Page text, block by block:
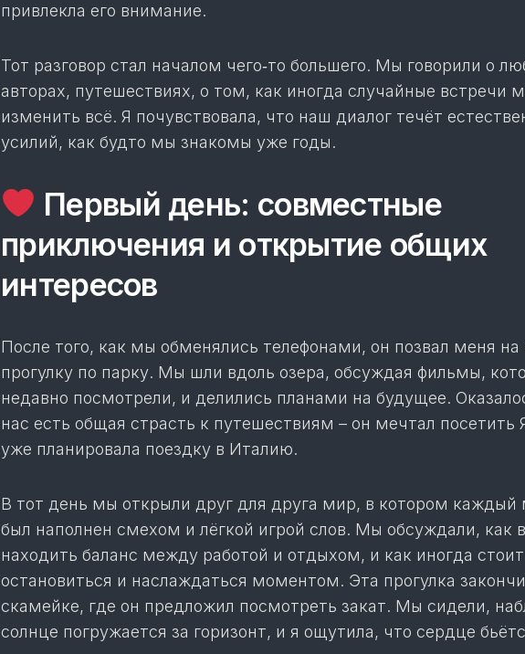
привлекла его внимание.
Тот разговор стал началом чего‑то большего. Мы говорили о
авторах, путешествиях, о том, как иногда случайные встречи
изменить всё. Я почувствовала, что наш диалог течёт
усилий, как будто мы знакомы уже годы.
Первый день: совместные
приключения и открытие общих
интересов
После того, как мы обменялись телефонами, он позвал меня
прогулку по парку. Мы шли вдоль озера, обсуждая фильмы,
недавно посмотрели, и делились планами на будущее.
нас есть общая страсть к путешествиям – он мечтал посетить
уже планировала поездку в Италию.
В тот день мы открыли друг для друга мир, в котором каждый
был наполнен смехом и лёгкой игрой слов. Мы обсуждали, как
находить баланс между работой и отдыхом, и как иногда
остановиться и наслаждаться моментом. Эта прогулка
скамейке, где он предложил посмотреть закат. Мы сидели,
солнце погружается за горизонт, и я ощутила, что сердце